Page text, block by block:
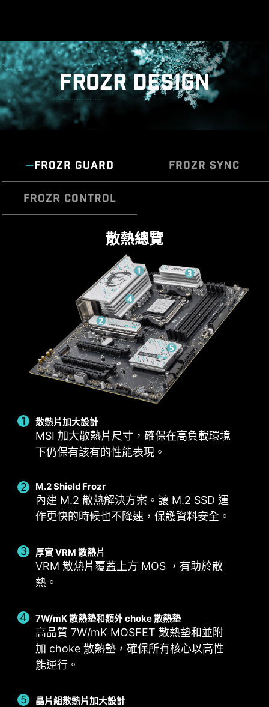
FROZR DESIGN
FROZR GUARD FROZR SYNC
FROZR CONTROL
散熱總覽
散熱片加大設計
MSI 加大散熱片尺寸，確保在高負載環境
下仍保有該有的性能表現。
M.2 Shield Frozr
內建 M.2 散熱解決方案。讓 M.2 SSD 運
作更快的時候也不降速，保護資料安全。
厚實 VRM 散熱片
VRM 散熱片覆蓋上方 MOS ，有助於散
熱。
7W/mK 散熱墊和額外 choke 散熱墊
高品質 7W/mK MOSFET 散熱墊和並附
加 choke 散熱墊，確保所有核心以高性
能運行。
晶片組散熱片加大設計
DIY 2.0 – 整合系統環境
排針配置在最佳的位置 (包含專用的水泵供電接
頭)，並可以連接 MSI 散熱器和機殼，進行整合同
步。
p class="msiText">Cooling Wizard 是一個全面的
不論是系統風扇、PWM/DC 風扇還是幫浦…等，都
可自行調整，讓性能和噪音達到自己可以接受的平
衡點，只需一鍵即可輕鬆控制。
MULTIPLE PROFILES
SMART FAN &
MANUAL FAN
多情境設定
智能風扇和手動風扇
調整溫度曲線。
手動風扇
允許用戶手動設定風扇轉速百分比
使用情境
BIOS 模
在 BIOS 中調整風扇設定。